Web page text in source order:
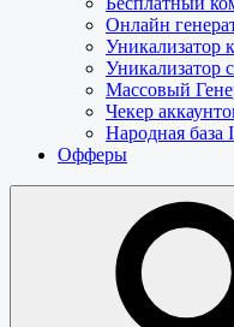
Онлайн
Уникализатор
Уникализатор
Массовый
Чекер
Народная база
Офферы